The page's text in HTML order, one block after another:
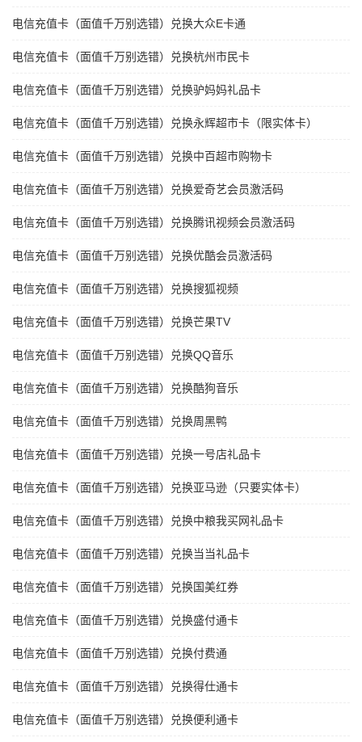
电信充值卡（面值千万别选错）兑换大众E卡通
电信充值卡（面值千万别选错）兑换杭州市民卡
电信充值卡（面值千万别选错）兑换驴妈妈礼品卡
电信充值卡（面值千万别选错）兑换永辉超市卡（限实体卡）
电信充值卡（面值千万别选错）兑换中百超市购物卡
电信充值卡（面值千万别选错）兑换爱奇艺会员激活码
电信充值卡（面值千万别选错）兑换腾讯视频会员激活码
电信充值卡（面值千万别选错）兑换优酷会员激活码
电信充值卡（面值千万别选错）兑换搜狐视频
电信充值卡（面值千万别选错）兑换芒果TV
电信充值卡（面值千万别选错）兑换QQ音乐
电信充值卡（面值千万别选错）兑换酷狗音乐
电信充值卡（面值千万别选错）兑换周黑鸭
电信充值卡（面值千万别选错）兑换一号店礼品卡
电信充值卡（面值千万别选错）兑换亚马逊（只要实体卡）
电信充值卡（面值千万别选错）兑换中粮我买网礼品卡
电信充值卡（面值千万别选错）兑换当当礼品卡
电信充值卡（面值千万别选错）兑换国美红券
电信充值卡（面值千万别选错）兑换盛付通卡
电信充值卡（面值千万别选错）兑换付费通
电信充值卡（面值千万别选错）兑换得仕通卡
电信充值卡（面值千万别选错）兑换便利通卡